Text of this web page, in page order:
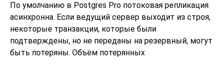
По умолчанию в Postgres Pro потоковая репликация
асинхронна. Если ведущий сервер выходит из строя,
некоторые транзакции, которые были
подтверждены, но не переданы на резервный, могут
быть потеряны. Объём потерянных